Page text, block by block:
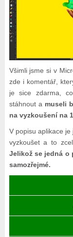
Všimli jsme si v
zde i komentář,
je sice zdarma,
stáhnout a museli
na vyzkoušení na
V popisu aplikace
vyzkoušet a to
Jelikož se jedná o
samozřejmé.